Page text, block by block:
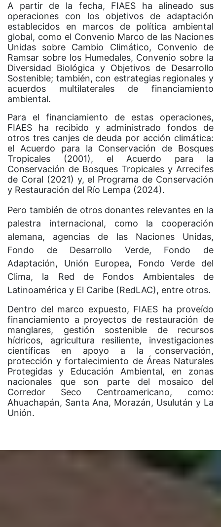
A partir de la fecha, FIAES ha alineado sus
operaciones con los objetivos de adaptación
establecidos en marcos de política ambiental
global, como el Convenio Marco de las Naciones
Unidas sobre Cambio Climático, Convenio de
Ramsar sobre los Humedales, Convenio sobre la
Diversidad Biológica y Objetivos de Desarrollo
Sostenible; también, con estrategias regionales y
acuerdos multilaterales de financiamiento
ambiental.
Para el financiamiento de estas operaciones,
FIAES ha recibido y administrado fondos de
otros tres canjes de deuda por acción climática:
el Acuerdo para la Conservación de Bosques
Tropicales (2001), el Acuerdo para la
Conservación de Bosques Tropicales y Arrecifes
de Coral (2021) y, el Programa de Conservación
y Restauración del Río Lempa (2024).
Pero también de otros donantes relevantes en la
palestra internacional, como la cooperación
alemana, agencias de las Naciones Unidas,
Fondo de Desarrollo Verde, Fondo de
Adaptación, Unión Europea, Fondo Verde del
Clima, la Red de Fondos Ambientales de
Latinoamérica y El Caribe (RedLAC), entre otros.
Dentro del marco expuesto, FIAES ha proveído
financiamiento a proyectos de restauración de
manglares, gestión sostenible de recursos
hídricos, agricultura resiliente, investigaciones
científicas en apoyo a la conservación,
protección y fortalecimiento de Áreas Naturales
Protegidas y Educación Ambiental, en zonas
nacionales que son parte del mosaico del
Corredor Seco Centroamericano, como:
Ahuachapán, Santa Ana, Morazán, Usulután y La
Unión.